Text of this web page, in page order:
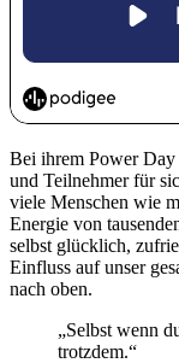
Bei ihrem Power Day
und Teilnehmer für
viele Menschen wie
Energie von
selbst glücklich,
Einfluss auf unser
nach oben.
„Selbst wenn
trotzdem.“